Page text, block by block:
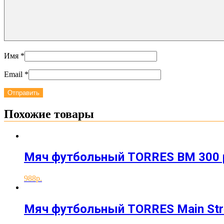
Имя *
Email *
Похожие товары
Мяч футбольный TORRES BM 300
988
Мяч футбольный TORRES Main